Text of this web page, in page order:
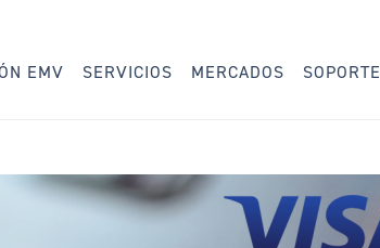
EMV SERVICIOS MERCADOS SOPORTE